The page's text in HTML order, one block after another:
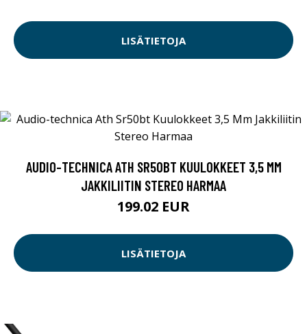
LISÄTIETOJA
AUDIO-TECHNICA ATH SR50BT KUULOKKEET 3,5 MM
JAKKILIITIN STEREO HARMAA
199.02 EUR
LISÄTIETOJA